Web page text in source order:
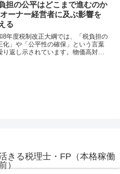
生活者からの注目度が高いにもかか
ず、内容を正確に理解...
担の公平はどこまで進むのか
ーナー経営者に及ぶ影響を
る
8年度税制改正大綱では、「税負担の
化」や「公平性の確保」という言葉
り返し示されています。物価高対策
きる税理士・FP（本格稼働
）